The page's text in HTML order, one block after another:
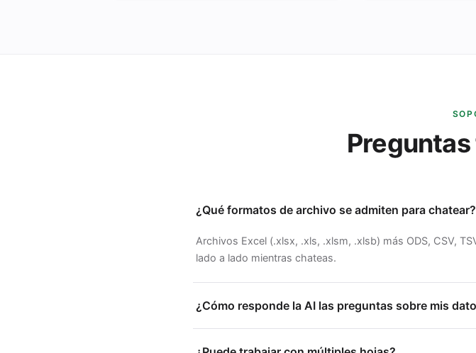
¿Qué formatos de archivo se admiten para chatear?
Archivos Excel (.xlsx, .xls, .xlsm, .xlsb) más ODS, CSV,
lado a lado mientras chateas.
¿Cómo responde la AI las preguntas sobre mis